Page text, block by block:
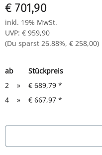
Komplett montiert und
Farbe: RAL 9003
Maße (HxBxT):
€ 701,90
inkl. 19% MwSt.
UVP: € 959,90
(Du sparst 26.88%, € 258,00)
ab
Stückpreis
2
» € 689,79 *
4
» € 667,97 *